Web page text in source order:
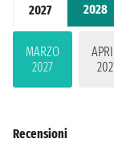
2027 2028
MARZO
2027
Recensioni